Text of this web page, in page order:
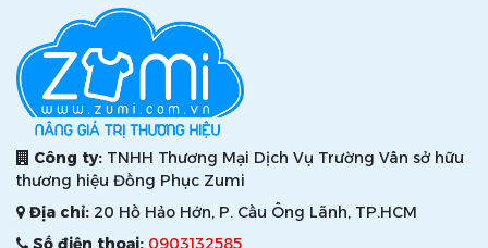
Công ty: TNHH Thương Mại Dịch Vụ Trường Vân sở hữu
thương hiệu Đồng Phục Zumi
Địa chỉ: 20 Hồ Hảo Hớn, P. Cầu Ông Lãnh, TP.HCM
Số điện thoại: 0903132585